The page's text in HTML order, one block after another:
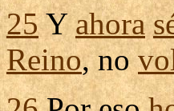
25Yahora
Reino, no